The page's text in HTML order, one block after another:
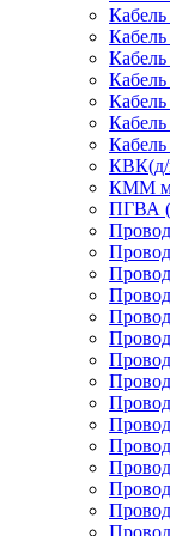
КВК(д/
КММ
ПГВА